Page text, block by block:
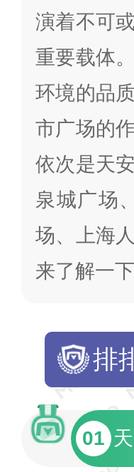
演着不可
重要载体
环境的品
市广场的
依次是天
泉城广场
场、上海
来了解一
排
01